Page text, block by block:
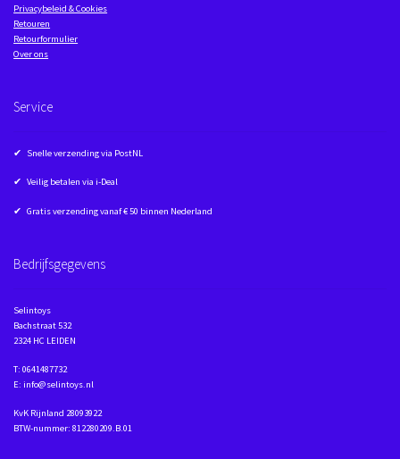
Privacybeleid & Cookies
Retouren
Retourformulier
Over ons
Service
✔ Snelle verzending via PostNL
✔ Veilig betalen via i-Deal
✔ Gratis verzending vanaf € 50 binnen Nederland
Bedrijfsgegevens
Selintoys
Bachstraat 532
2324 HC LEIDEN
T: 0641487732
E: info@selintoys.nl
KvK Rijnland 28093922
BTW-nummer: 812280209.B.01